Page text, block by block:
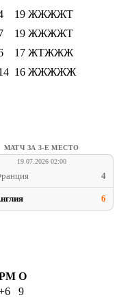
19 ЖЖЖЖТ
19 ЖЖЖЖТ
17 ЖТЖЖЖ
16 ЖЖЖЖЖ
МАТЧ ЗА 3-Е МЕСТО
19.07.2026 02:00
4
6
О
9